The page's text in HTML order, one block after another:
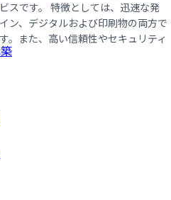
スです。 特徴としては、迅速な発
ン、デジタルおよび印刷物の両方で
。また、高い信頼性やセキュリティ